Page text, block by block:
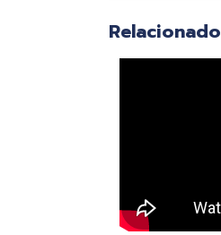
Relacionado